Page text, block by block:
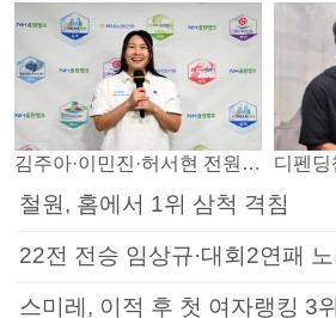
김주아·이민진·허서현 전원 승리… 평택, 부안 꺾고 5연승
철원, 홈에서 1위 삼척 격침
스미레, 이적 후 첫 여자랭킹 3위